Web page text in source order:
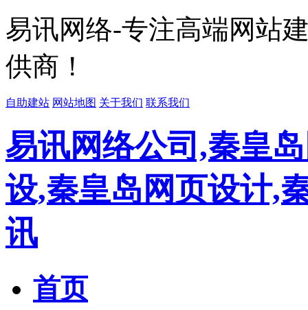
易讯网络-专注高端网站
供商！
自助建站 网站地图 关于我们 联系我们
易讯网络公司,秦皇
设,秦皇岛网页设计,
讯
首页